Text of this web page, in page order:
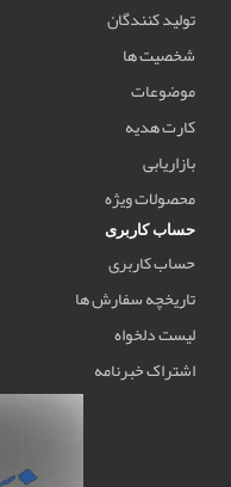
تولید کنندگان
شخصیت ها
موضوعات
کارت هدیه
بازاریابی
محصولات ویژه
حساب کاربری
حساب کاربری
تاریخچه سفارش ها
لیست دلخواه
اشتراک خبرنامه